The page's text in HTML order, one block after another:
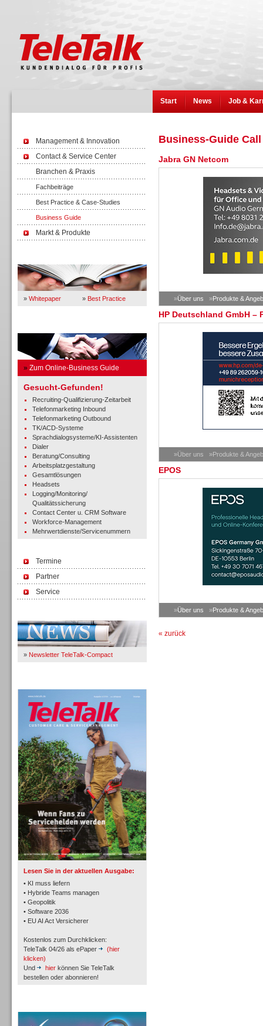
Start News Job &
Management & Innovation
Contact & Service Center
Branchen & Praxis
Fachbeiträge
Best Practice & Case-Studies
Business Guide
Markt & Produkte
» Whitepaper » Best Practice
» Zum Online-Business Guide
Gesucht-Gefunden!
Recruiting-Qualifizierung-Zeitarbeit
Telefonmarketing Inbound
Telefonmarketing Outbound
TK/ACD-Systeme
Sprachdialogsysteme/KI-Assistenten
Dialer
Beratung/Consulting
Arbeitsplatzgestaltung
Gesamtlösungen
Headsets
Logging/Monitoring/
Qualitätssicherung
Contact Center u. CRM Software
Workforce-Management
Mehrwertdienste/Servicenummern
Termine
Partner
Service
» Newsletter TeleTalk-Compact
Lesen Sie in der aktuellen Ausgabe:
• KI muss liefern
• Hybride Teams managen
• Geopolitik
• Software 2036
• EU AI Act Versicherer
Kostenlos zum Durchklicken:
TeleTalk 04/26 als ePaper
(hier
klicken)
Und
hier können Sie TeleTalk
bestellen oder abonnieren!
TK- und ACD-Systeme
Workforce-Management
Business-Guide
Jabra GN Netcom
»Über uns »Produkte &
HP Deutschland GmbH –
»Über uns »Produkte &
EPOS
»Über uns »Produkte &
« zurück